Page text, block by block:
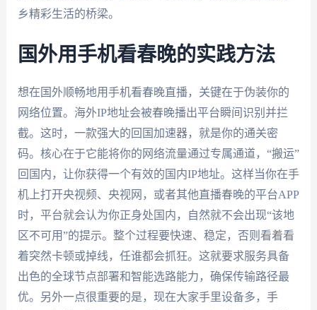
乡精彩生活的桥梁。
国外用手机看春晚的实践方法
想在国外顺畅地用手机看春晚直播，关键在于伪装你的
网络位置。海外IP地址会被春晚播出平台瞬间识别并拦
截。这时，一款强大的回国加速器，就是你的通关密
码。核心在于它能将你的网络流量通过专属通道，“搬运”
回国内，让你获得一个有效的国内IP地址。这样当你在手
机上打开央视频、央视网，或者其他直播春晚的平台APP
时，平台就会认为你正身处国内，自然就不会出现“该地
区不可用”的提示。整个过程要快速、稳定，否则看着看
着突然卡顿或掉线，任谁都会抓狂。这就要求服务具备
出色的全球节点部署和智能选路能力，确保传输路径最
优。另外一点很重要的是，现在大家手里设备多，手